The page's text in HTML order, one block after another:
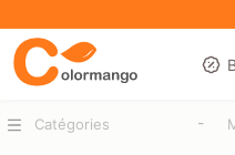
Catégories -